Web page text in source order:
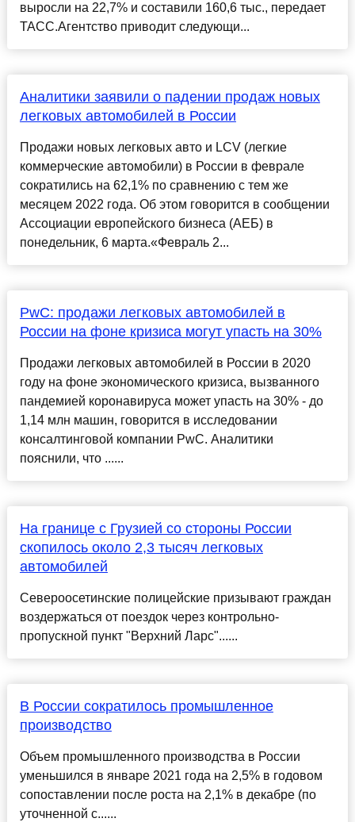
выросли на 22,7% и составили 160,6 тыс., передает
ТАСС.Агентство приводит следующи...
Аналитики заявили о падении продаж новых
легковых автомобилей в России
Продажи новых легковых авто и LCV (легкие
коммерческие автомобили) в России в феврале
сократились на 62,1% по сравнению с тем же
месяцем 2022 года. Об этом говорится в сообщении
Ассоциации европейского бизнеса (АЕБ) в
понедельник, 6 марта.«Февраль 2...
PwC: продажи легковых автомобилей в
России на фоне кризиса могут упасть на 30%
Продажи легковых автомобилей в России в 2020
году на фоне экономического кризиса, вызванного
пандемией коронавируса может упасть на 30% - до
1,14 млн машин, говорится в исследовании
консалтинговой компании PwC. Аналитики
пояснили, что ......
На границе с Грузией со стороны России
скопилось около 2,3 тысяч легковых
автомобилей
Североосетинские полицейские призывают граждан
воздержаться от поездок через контрольно-
пропускной пункт "Верхний Ларс"......
В России сократилось промышленное
производство
Объем промышленного производства в России
уменьшился в январе 2021 года на 2,5% в годовом
сопоставлении после роста на 2,1% в декабре (по
уточненной с......